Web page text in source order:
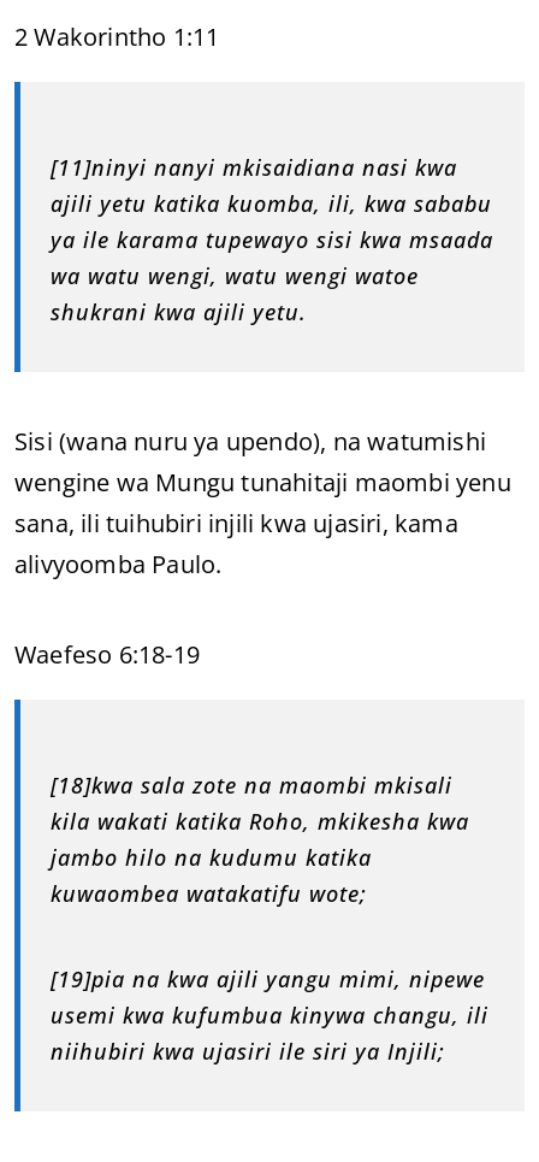
2 Wakorintho 1:11
[11]ninyi nanyi mkisaidiana nasi kwa
ajili yetu katika kuomba, ili, kwa sababu
ya ile karama tupewayo sisi kwa msaada
wa watu wengi, watu wengi watoe
shukrani kwa ajili yetu.
Sisi (wana nuru ya upendo), na watumishi
wengine wa Mungu tunahitaji maombi yenu
sana, ili tuihubiri injili kwa ujasiri, kama
alivyoomba Paulo.
Waefeso 6:18-19
[18]kwa sala zote na maombi mkisali
kila wakati katika Roho, mkikesha kwa
jambo hilo na kudumu katika
kuwaombea watakatifu wote;
[19]pia na kwa ajili yangu mimi, nipewe
usemi kwa kufumbua kinywa changu, ili
niihubiri kwa ujasiri ile siri ya Injili;